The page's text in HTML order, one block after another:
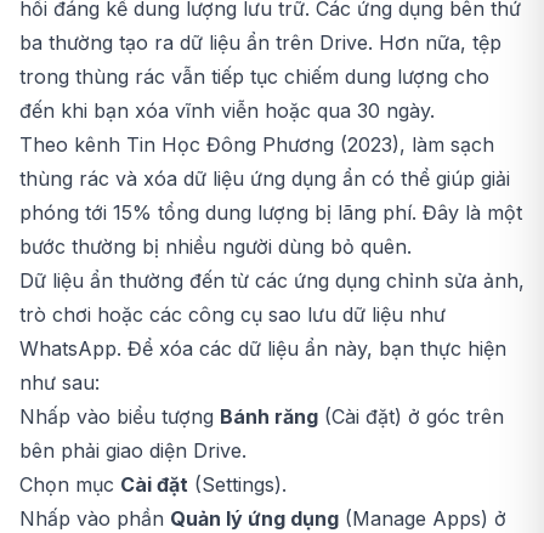
hồi đáng kể dung lượng lưu trữ. Các ứng dụng bên thứ
ba thường tạo ra dữ liệu ẩn trên Drive. Hơn nữa, tệp
trong thùng rác vẫn tiếp tục chiếm dung lượng cho
đến khi bạn xóa vĩnh viễn hoặc qua 30 ngày.
Theo kênh Tin Học Đông Phương (2023), làm sạch
thùng rác và xóa dữ liệu ứng dụng ẩn có thể giúp giải
phóng tới 15% tổng dung lượng bị lãng phí. Đây là một
bước thường bị nhiều người dùng bỏ quên.
Dữ liệu ẩn thường đến từ các ứng dụng chỉnh sửa ảnh,
trò chơi hoặc các công cụ sao lưu dữ liệu như
WhatsApp. Để xóa các dữ liệu ẩn này, bạn thực hiện
như sau:
Nhấp vào biểu tượng Bánh răng (Cài đặt) ở góc trên
bên phải giao diện Drive.
Chọn mục Cài đặt (Settings).
Nhấp vào phần Quản lý ứng dụng (Manage Apps) ở